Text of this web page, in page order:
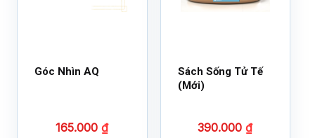
Góc Nhìn AQ
165.000₫
Sách Sống Tử Tế
(Mới)
390.000₫